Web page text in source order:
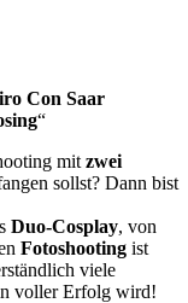
Con Saar
“
mit zwei
sollst? Dann bist
Duo-Cosplay, von
Fotoshooting ist
viele
voller Erfolg wird!